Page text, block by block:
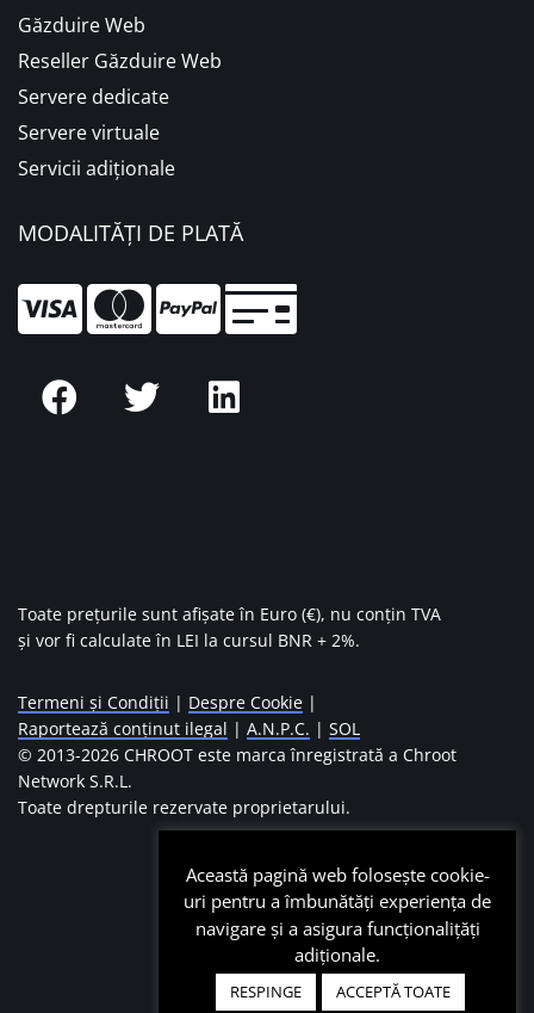
Găzduire Web
Reseller Găzduire Web
Servere dedicate
Servere virtuale
Servicii adiționale
MODALITĂȚI DE PLATĂ
Toate prețurile sunt afișate în Euro (€), nu conțin TVA
și vor fi calculate în LEI la cursul BNR + 2%.
Termeni și Condiții | Despre Cookie |
Raportează conținut ilegal | A.N.P.C. | SOL
© 2013-2026 CHROOT este marca înregistrată a Chroot
Network S.R.L.
Toate drepturile rezervate proprietarului.
Această pagină web folosește cookie-
uri pentru a îmbunătăți experiența de
navigare și a asigura funcționalițăți
adiționale.
RESPINGE ACCEPTĂ TOATE